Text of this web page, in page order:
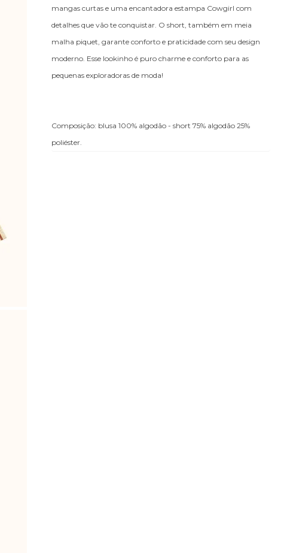
mangas curtas e uma encantadora estampa Cowgirl com
detalhes que vão te conquistar. O short, também em meia
malha piquet, garante conforto e praticidade com seu design
moderno. Esse lookinho é puro charme e conforto para as
pequenas exploradoras de moda!
Composição: blusa 100% algodão - short 75% algodão 25%
poliéster.